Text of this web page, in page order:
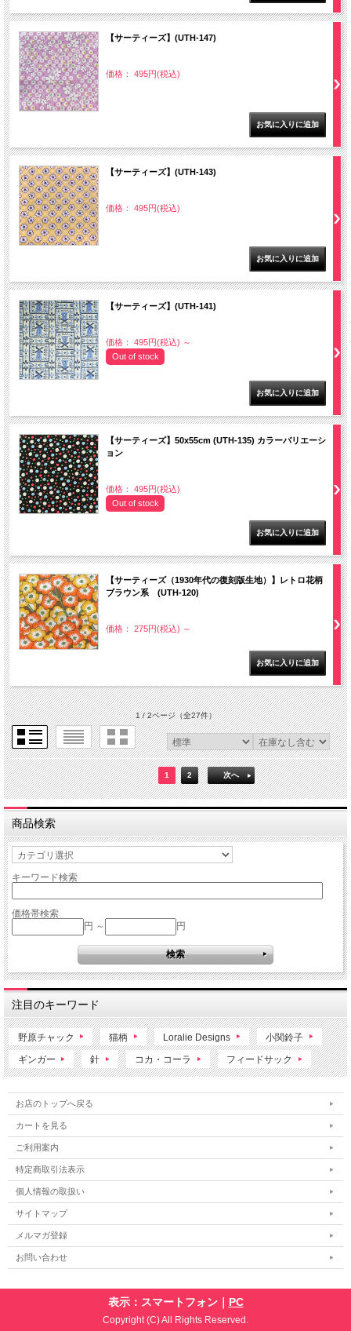
【サーティーズ】(UTH-147)
価格： 495円(税込)
【サーティーズ】(UTH-143)
価格： 495円(税込)
【サーティーズ】(UTH-141)
価格： 495円(税込) ～
Out of stock
【サーティーズ】50x55cm (UTH-135) カラーバリエーシ
ョン
価格： 495円(税込)
Out of stock
【サーティーズ（1930年代の復刻版生地）】レトロ花柄
ブラウン系 (UTH-120)
価格： 275円(税込) ～
1 / 2ページ（全27件）
1 2 次へ
商品検索
キーワード検索
価格帯検索
円 ～
円
注目のキーワード
野原チャック 猫柄 Loralie Designs 小関鈴子
ギンガー 針 コカ・コーラ フィードサック
お店のトップへ戻る
カートを見る
ご利用案内
特定商取引法表示
個人情報の取扱い
サイトマップ
メルマガ登録
お問い合わせ
表示：スマートフォン｜ PC
Copyright (C) All Rights Reserved.